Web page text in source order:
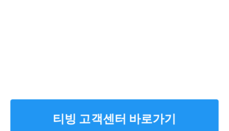
티빙 고객센터 바로가기